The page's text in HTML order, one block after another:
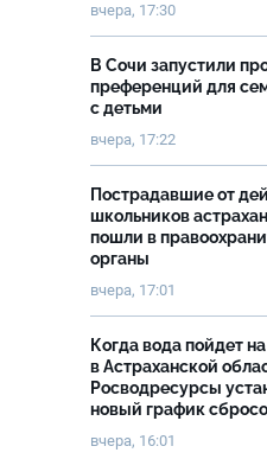
вчера, 17:30
В Сочи запустили
преференций для
с детьми
вчера, 17:22
Пострадавшие от
школьников
пошли в
органы
вчера, 17:01
Когда вода пойдет
в Астраханской
Росводресурсы
новый график
вчера, 16:01